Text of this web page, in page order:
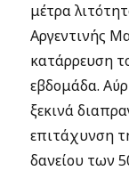
μέτρα
Αργεντινής
κατάρρευση
εβδομάδα.
ξεκινά
επιτάχυνση
δανείου των